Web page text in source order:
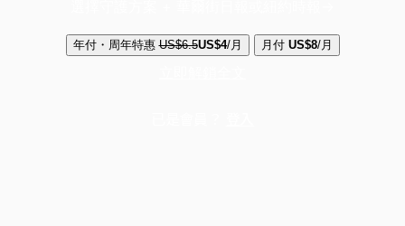
年付・周年特惠 US$6.5US$4/月 月付 US$8/月